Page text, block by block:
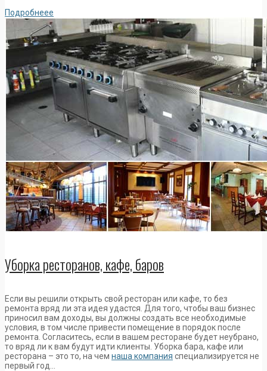
Подробнеее
Уборка ресторанов, кафе, баров
Если вы решили открыть свой ресторан или кафе, то без
ремонта вряд ли эта идея удастся. Для того, чтобы ваш бизнес
приносил вам доходы, вы должны создать все необходимые
условия, в том числе привести помещение в порядок после
ремонта. Согласитесь, если в вашем ресторане будет неубрано,
то вряд ли к вам будут идти клиенты. Уборка бара, кафе или
ресторана – это то, на чем наша компания специализируется не
первый год…